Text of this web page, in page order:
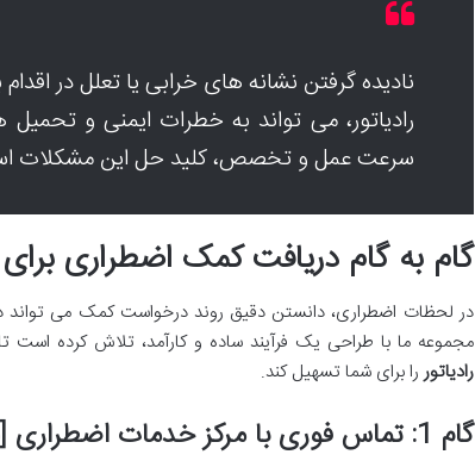
نادیده گرفتن نشانه های خرابی یا تعلل در
رادیاتور، می تواند به خطرات ایمنی و
سرعت عمل و تخصص، کلید حل این مشکلات
گام به گام دریافت کمک اضطراری برای
در لحظات اضطراری، دانستن دقیق روند درخواست کمک می تواند
مجموعه ما با طراحی یک فرآیند ساده و کارآمد، تلاش کرده است
رادیاتوررا برای شما تسهیل کند.
گام 1: تماس فوری با مرکز خدمات اضطراری [نام مجموعه]